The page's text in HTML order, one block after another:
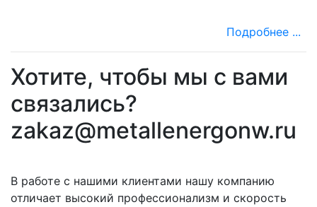
Подробнее ...
Хотите, чтобы мы с вами
связались?
zakaz@metallenergonw.ru
В работе с нашими клиентами нашу компанию
отличает высокий профессионализм и скорость